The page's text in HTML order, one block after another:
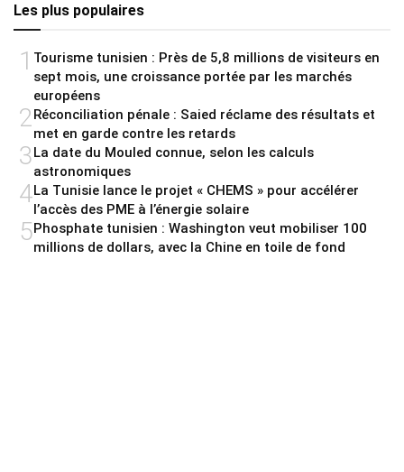
Les plus populaires
1 Tourisme tunisien : Près de 5,8 millions de visiteurs en
sept mois, une croissance portée par les marchés
européens
2Réconciliation pénale : Saied réclame des résultats et
met en garde contre les retards
3La date du Mouled connue, selon les calculs
astronomiques
4La Tunisie lance le projet « CHEMS » pour accélérer
l’accès des PME à l’énergie solaire
5Phosphate tunisien : Washington veut mobiliser 100
millions de dollars, avec la Chine en toile de fond